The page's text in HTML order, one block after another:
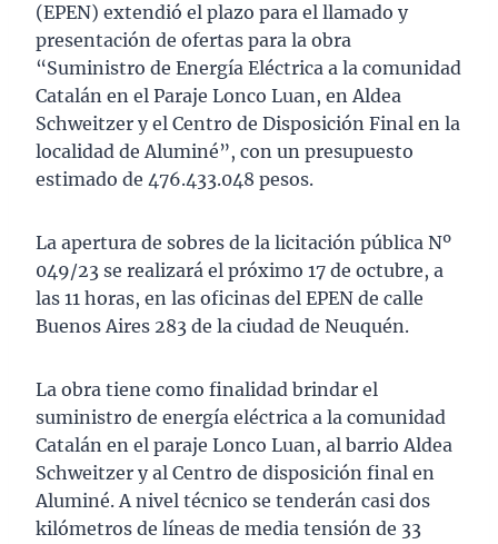
(EPEN) extendió el plazo para el llamado y
presentación de ofertas para la obra
“Suministro de Energía Eléctrica a la comunidad
Catalán en el Paraje Lonco Luan, en Aldea
Schweitzer y el Centro de Disposición Final en la
localidad de Aluminé”, con un presupuesto
estimado de 476.433.048 pesos.
La apertura de sobres de la licitación pública Nº
049/23 se realizará el próximo 17 de octubre, a
las 11 horas, en las oficinas del EPEN de calle
Buenos Aires 283 de la ciudad de Neuquén.
La obra tiene como finalidad brindar el
suministro de energía eléctrica a la comunidad
Catalán en el paraje Lonco Luan, al barrio Aldea
Schweitzer y al Centro de disposición final en
Aluminé. A nivel técnico se tenderán casi dos
kilómetros de líneas de media tensión de 33